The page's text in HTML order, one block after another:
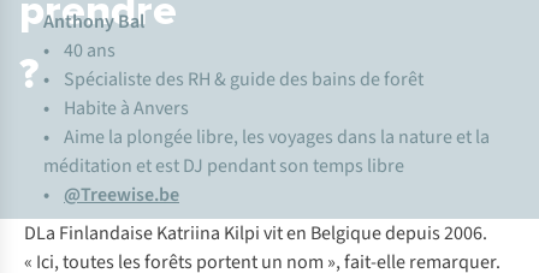
?
Anthony Bal
• 40 ans
• Spécialiste des RH & guide des bains de forêt
• Habite à Anvers
• Aime la plongée libre, les voyages dans la nature et la
méditation et est DJ pendant son temps libre
• @Treewise.be
DLa Finlandaise Katriina Kilpi vit en Belgique depuis 2006.
« Ici, toutes les forêts portent un nom », fait-elle remarquer.